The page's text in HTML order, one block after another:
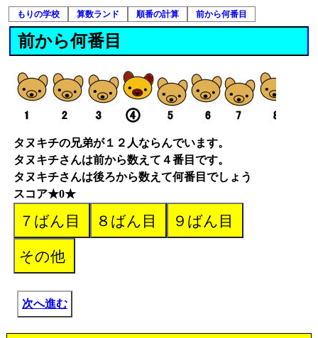
もりの学校 算数ランド 順番の計算 前から何番目
前から何番目
タヌキチの兄弟が１２人ならんでいます。
タヌキチさんは前から数えて４番目です。
タヌキチさんは後ろから数えて何番目でしょう
スコア★0★
次へ進む